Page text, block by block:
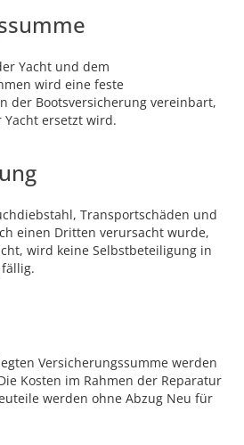
Yacht und dem
wird eine feste
der Bootsversicherung vereinbart,
ersetzt wird.
Transportschäden und
einen Dritten verursacht wurde,
wird keine Selbstbeteiligung in
Versicherungssumme werden
Kosten im Rahmen der Reparatur
werden ohne Abzug Neu für